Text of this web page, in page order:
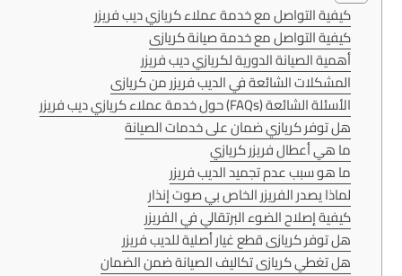
كيفية التواصل مع خدمة عملاء كريازي ديب فريزر
كيفية التواصل مع خدمة صيانة كريازى
أهمية الصيانة الدورية لكريازي ديب فريزر
المشكلات الشائعة في الديب فريزر من كريازى
الأسئلة الشائعة (FAQs) حول خدمة عملاء كريازي ديب فريزر
هل توفر كريازي ضمان على خدمات الصيانة
ما هي أعطال فريزر كريازي
ما هو سبب عدم تجميد الديب فريزر
لماذا يصدر الفريزر الخاص بي صوت إنذار
كيفية إصلاح الضوء البرتقالي في الفريزر
هل توفر كريازى قطع غيار أصلية للديب فريزر
هل تغطي كريازى تكاليف الصيانة ضمن الضمان